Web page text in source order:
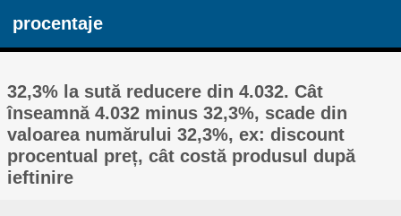
procentaje
32,3% la sută reducere din 4.032. Cât
înseamnă 4.032 minus 32,3%, scade din
valoarea numărului 32,3%, ex: discount
procentual preț, cât costă produsul după
ieftinire